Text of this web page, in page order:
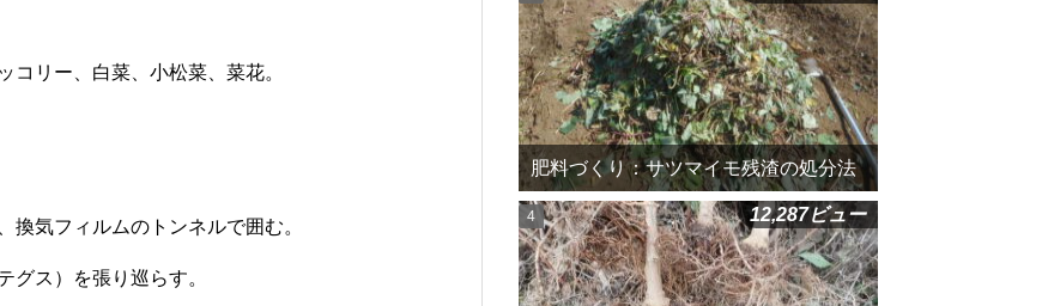
コリー、白菜、小松菜、菜花。
換気フィルムのトンネルで囲む。
グス）を張り巡らす。
肥料づくり：サツマイモ残渣の処分法
12,287ビュー